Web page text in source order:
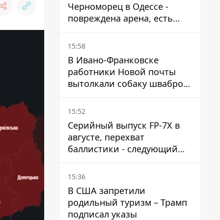
Черноморец в Одессе -
повреждена арена, есть
пострадавший
15:58
В Ивано-Франковске
работники Новой почты
вытолкали собаку шваброй
в 37-градусную жару -
реакция компании
15:52
Серийный выпуск FP-7X в
августе, перехват
баллистики - следующий
этап - Fire Point
конкретизировало планы
15:36
В США запретили
родильный туризм – Трамп
подписал указы